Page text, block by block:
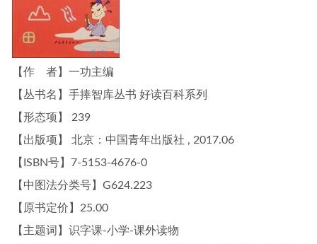
【作 者】一功主编
【丛书名】手捧智库丛书 好读百科系列
【形态项】 239
【出版项】 北京：中国青年出版社 , 2017.06
【ISBN号】7-5153-4676-0
【中图法分类号】G624.223
【原书定价】25.00
【主题词】识字课-小学-课外读物
2022-07-15
身体密码 2025-03-31
Python机器学习原理与算法实现